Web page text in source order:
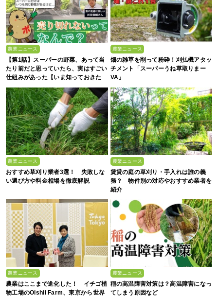
農業ニュース
【第1話】スーパーの野菜、あって当
たり前だと思っていたら、実はすごい
仕組みがあった【いま知っておきた
農業ニュース
畑の雑草を削って粉砕！刈払機アタッ
チメント「スーパーうね草取りまー
VA」
農業ニュース
おすすめ草刈り業者3選！ 失敗しな
い選び方や料金相場を徹底解説
農業ニュース
賃貸の庭の草刈り・手入れは誰の義
務？ 物件別の対応やおすすめ業者を
紹介
農業ニュース
農業はここまで進化した！ イチゴ植
物工場のOishii Farm、東京から世界
農業ニュース
稲の高温障害対策は？高温障害になっ
てしまう原因など